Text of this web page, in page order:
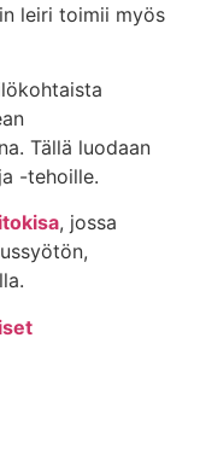
leiri toimii myös
Tällä luodaan
-tehoille.
, jossa